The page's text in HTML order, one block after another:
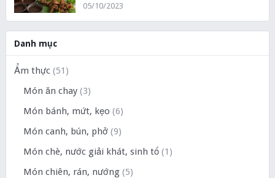
05/10/2023
Danh mục
Ẩm thực(51)
Món ăn chay(3)
Món bánh, mứt, kẹo (6)
Món canh, bún, phở(9)
Món chè, nước giải khát, sinh tố(1)
Món chiên, rán, nướng(5)